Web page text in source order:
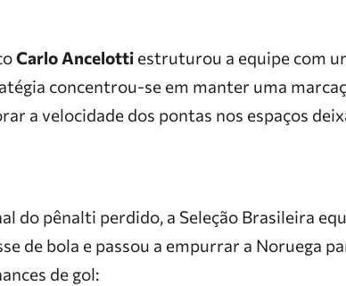
Carlo Ancelotti estruturou a equipe com
concentrou-se em manter uma
a velocidade dos pontas nos espaços
do pênalti perdido, a Seleção Brasileira
de bola e passou a empurrar a Noruega
de gol: